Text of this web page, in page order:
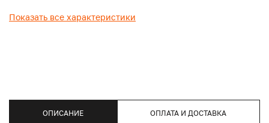
Показать все характеристики
ОПИСАНИЕ ОПЛАТА И ДОСТАВКА